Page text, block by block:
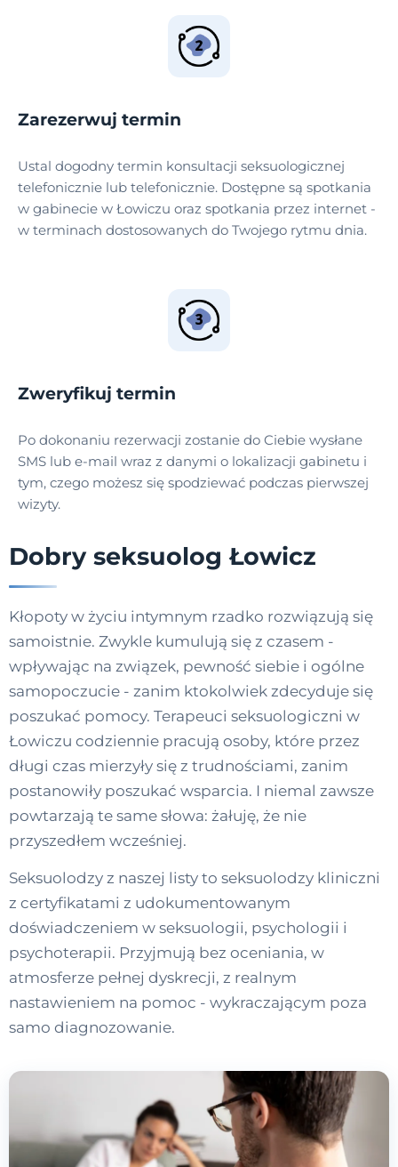
Zarezerwuj termin
Ustal dogodny termin konsultacji seksuologicznej
telefonicznie lub telefonicznie. Dostępne są spotkania
w gabinecie w Łowiczu oraz spotkania przez internet -
w terminach dostosowanych do Twojego rytmu dnia.
Zweryfikuj termin
Po dokonaniu rezerwacji zostanie do Ciebie wysłane
SMS lub e-mail wraz z danymi o lokalizacji gabinetu i
tym, czego możesz się spodziewać podczas pierwszej
wizyty.
Dobry seksuolog Łowicz
Kłopoty w życiu intymnym rzadko rozwiązują się
samoistnie. Zwykle kumulują się z czasem -
wpływając na związek, pewność siebie i ogólne
samopoczucie - zanim ktokolwiek zdecyduje się
poszukać pomocy. Terapeuci seksuologiczni w
Łowiczu codziennie pracują osoby, które przez
długi czas mierzyły się z trudnościami, zanim
postanowiły poszukać wsparcia. I niemal zawsze
powtarzają te same słowa: żałuję, że nie
przyszedłem wcześniej.
Seksuolodzy z naszej listy to seksuolodzy kliniczni
z certyfikatami z udokumentowanym
doświadczeniem w seksuologii, psychologii i
psychoterapii. Przyjmują bez oceniania, w
atmosferze pełnej dyskrecji, z realnym
nastawieniem na pomoc - wykraczającym poza
samo diagnozowanie.